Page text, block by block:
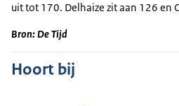
uit tot 170. Delhaize zit aan 126 en
Bron: De Tijd
Hoort bij